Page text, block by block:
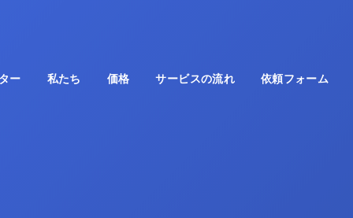
ー 私たち 価格 サービスの流れ 依頼フォーム